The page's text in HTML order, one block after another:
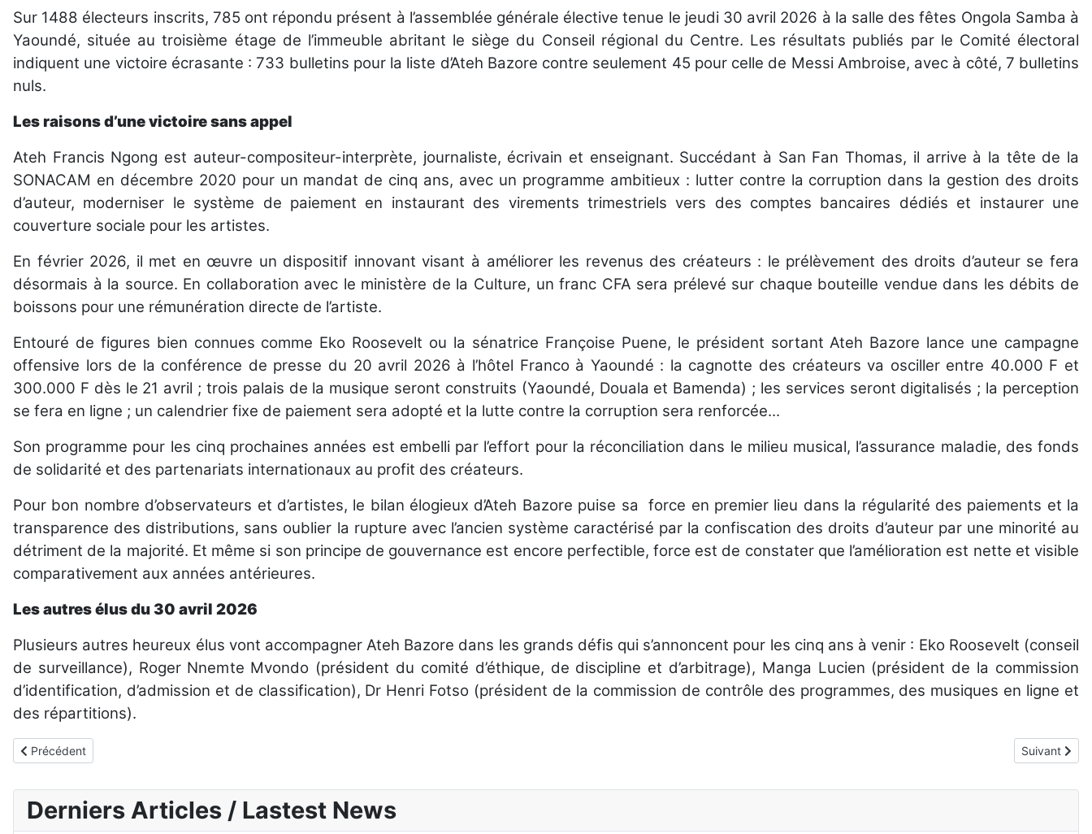
Sur 1488 électeurs inscrits, 785 ont répondu présent à l’assemblée générale élective tenue le jeudi 30 avril 2026 à la salle des fêtes Ongola Samba à
Yaoundé, située au troisième étage de l’immeuble abritant le siège du Conseil régional du Centre. Les résultats publiés par le Comité électoral
indiquent une victoire écrasante : 733 bulletins pour la liste d’Ateh Bazore contre seulement 45 pour celle de Messi Ambroise, avec à côté, 7 bulletins
nuls.
Les raisons d’une victoire sans appel
Ateh Francis Ngong est auteur-compositeur-interprète, journaliste, écrivain et enseignant. Succédant à San Fan Thomas, il arrive à la tête de la
SONACAM en décembre 2020 pour un mandat de cinq ans, avec un programme ambitieux : lutter contre la corruption dans la gestion des droits
d’auteur, moderniser le système de paiement en instaurant des virements trimestriels vers des comptes bancaires dédiés et instaurer une
couverture sociale pour les artistes.
En février 2026, il met en œuvre un dispositif innovant visant à améliorer les revenus des créateurs : le prélèvement des droits d’auteur se fera
désormais à la source. En collaboration avec le ministère de la Culture, un franc CFA sera prélevé sur chaque bouteille vendue dans les débits de
boissons pour une rémunération directe de l’artiste.
Entouré de figures bien connues comme Eko Roosevelt ou la sénatrice Françoise Puene, le président sortant Ateh Bazore lance une campagne
offensive lors de la conférence de presse du 20 avril 2026 à l’hôtel Franco à Yaoundé : la cagnotte des créateurs va osciller entre 40.000 F et
300.000 F dès le 21 avril ; trois palais de la musique seront construits (Yaoundé, Douala et Bamenda) ; les services seront digitalisés ; la perception
se fera en ligne ; un calendrier fixe de paiement sera adopté et la lutte contre la corruption sera renforcée...
Son programme pour les cinq prochaines années est embelli par l’effort pour la réconciliation dans le milieu musical, l’assurance maladie, des fonds
de solidarité et des partenariats internationaux au profit des créateurs.
Pour bon nombre d’observateurs et d’artistes, le bilan élogieux d’Ateh Bazore puise sa force en premier lieu dans la régularité des paiements et la
transparence des distributions, sans oublier la rupture avec l’ancien système caractérisé par la confiscation des droits d’auteur par une minorité au
détriment de la majorité. Et même si son principe de gouvernance est encore perfectible, force est de constater que l’amélioration est nette et visible
comparativement aux années antérieures.
Les autres élus du 30 avril 2026
Plusieurs autres heureux élus vont accompagner Ateh Bazore dans les grands défis qui s’annoncent pour les cinq ans à venir : Eko Roosevelt (conseil
de surveillance), Roger Nnemte Mvondo (président du comité d’éthique, de discipline et d’arbitrage), Manga Lucien (président de la commission
d’identification, d’admission et de classification), Dr Henri Fotso (président de la commission de contrôle des programmes, des musiques en ligne et
des répartitions).
Article précédent : Assises EFRACAM 2026 : premières assises au Cameroun du 8 au 12 juillet 2026
Précédent Article
Suivant
Derniers Articles / Lastest News